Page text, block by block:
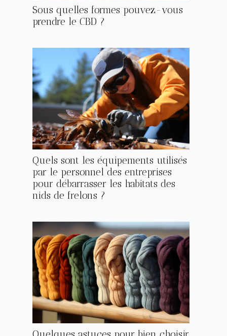
Sous quelles formes pouvez-vous
prendre le CBD ?
Quels sont les équipements utilisés
par le personnel des entreprises
pour débarrasser les habitats des
nids de frelons ?